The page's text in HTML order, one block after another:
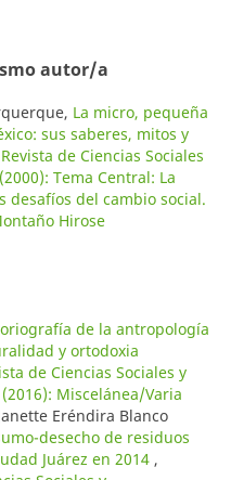
autor/a
La micro, pequeña
sus saberes, mitos y
de Ciencias Sociales
Tema Central: La
del cambio social.
Hirose
de la antropología
y ortodoxia
de Ciencias Sociales y
Miscelánea/Varia
Eréndira Blanco
desecho de residuos
Juárez en 2014 ,